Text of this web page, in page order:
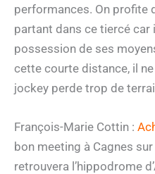
performances. On profite
partant dans ce tiercé car
possession de ses
cette courte distance, il
jockey perde trop de
François-Marie Cottin :
bon meeting à Cagnes
retrouvera l’hippodrome